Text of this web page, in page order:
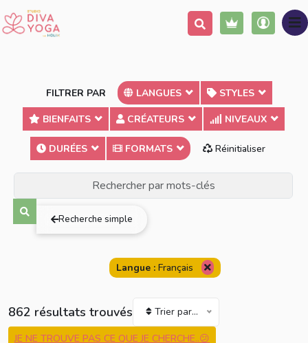
FILTRER PAR LANGUES
STYLES
BIENFAITS
CRÉATEURS NIVEAUX
DURÉES FORMATS Réinitialiser
Terme exact Au moins un des mots
Recherche simple
Langue : Français
862 résultats trouvés Trier par...
JE NE TROUVE PAS CE QUE JE CHERCHE..😕